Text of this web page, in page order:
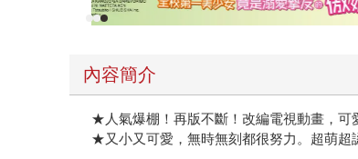
內容簡介
★人氣爆棚！再版不斷！改編電視動畫，可
★又小又可愛，無時無刻都很努力。超萌超